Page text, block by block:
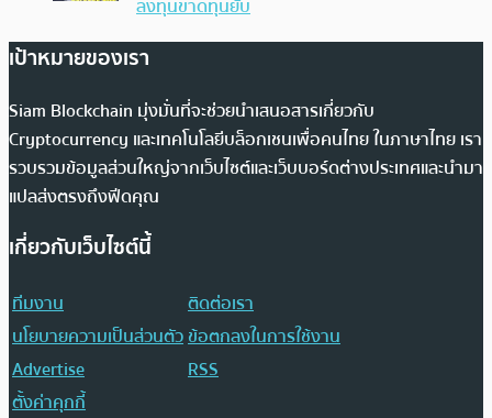
ลงทุนขาดทุนยับ
เป้าหมายของเรา
Siam Blockchain มุ่งมั่นที่จะช่วยนำเสนอสารเกี่ยวกับ
Cryptocurrency และเทคโนโลยีบล็อกเชนเพื่อคนไทย ในภาษาไทย เรา
รวบรวมข้อมูลส่วนใหญ่จากเว็บไซต์และเว็บบอร์ดต่างประเทศและนำมา
แปลส่งตรงถึงฟีดคุณ
เกี่ยวกับเว็บไซต์นี้
ทีมงาน
ติดต่อเรา
นโยบายความเป็นส่วนตัวข้อตกลงในการใช้งาน
Advertise
RSS
ตั้งค่าคุกกี้